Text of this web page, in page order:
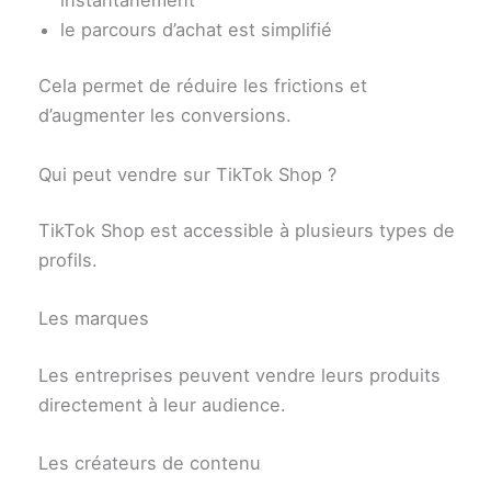
le parcours d’achat est simplifié
Cela permet de réduire les frictions et
d’augmenter les conversions.
Qui peut vendre sur TikTok Shop ?
TikTok Shop est accessible à plusieurs types de
profils.
Les marques
Les entreprises peuvent vendre leurs produits
directement à leur audience.
Les créateurs de contenu